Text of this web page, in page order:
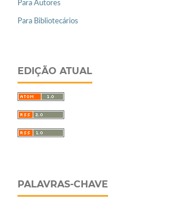
Para Autores
Para Bibliotecários
EDIÇÃO ATUAL
PALAVRAS-CHAVE